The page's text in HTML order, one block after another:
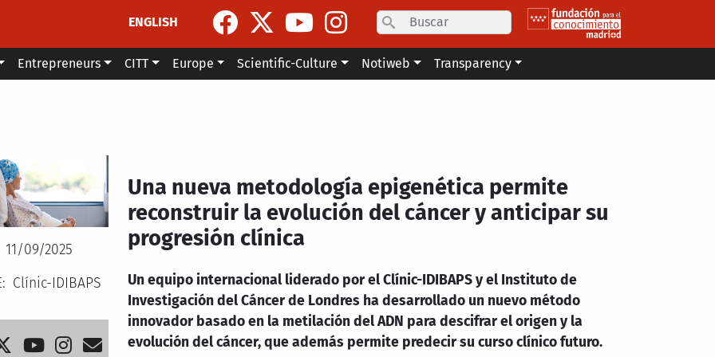
ENGLISH
Search
Entrepreneurs CITT Europe Scientific-Culture Notiweb Transparency
11/09/2025
Clínic-IDIBAPS
Una nueva metodología epigenética permite
reconstruir la evolución del cáncer y anticipar su
progresión clínica
Un equipo internacional liderado por el Clínic-IDIBAPS y el Instituto de
Investigación del Cáncer de Londres ha desarrollado un nuevo método
innovador basado en la metilación del ADN para descifrar el origen y la
evolución del cáncer, que además permite predecir su curso clínico futuro.